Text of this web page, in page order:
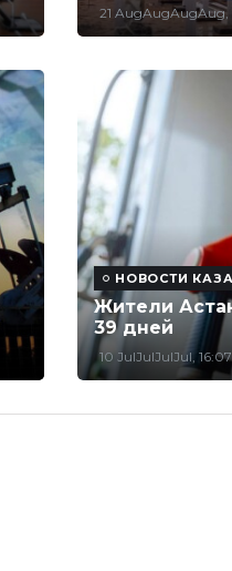
21 AugAugAugAug,
НОВОСТИ
Жители
39 дней
10 JulJulJulJul,